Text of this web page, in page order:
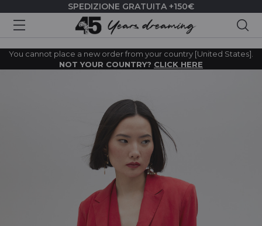
SPEDIZIONE GRATUITA +150€
You cannot place a new order from your country [United States].
NOT YOUR COUNTRY? CLICK HERE